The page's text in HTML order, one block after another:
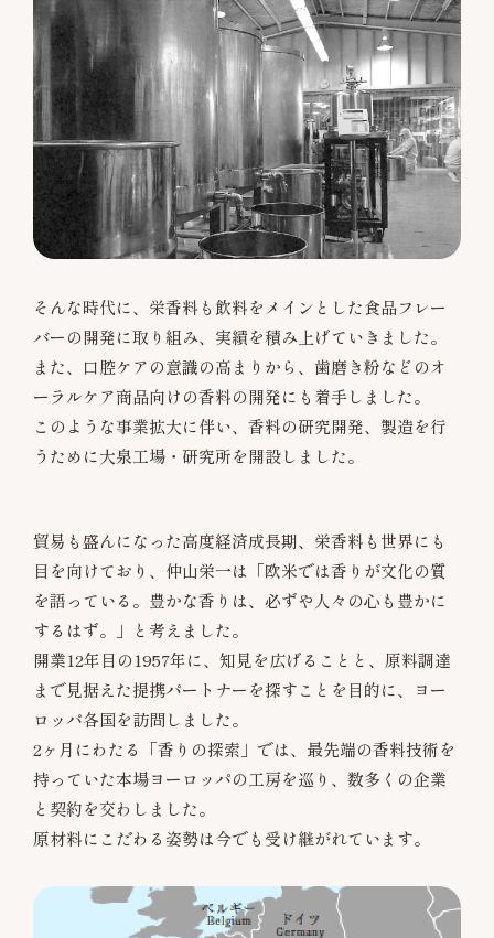
そんな時代に、栄香料も飲料をメインとした食品フレー
バーの開発に取り組み、実績を積み上げていきました。
また、口腔ケアの意識の高まりから、歯磨き粉などのオ
ーラルケア商品向けの香料の開発にも着手しました。
このような事業拡大に伴い、香料の研究開発、製造を行
うために大泉工場・研究所を開設しました。
貿易も盛んになった高度経済成長期、栄香料も世界にも
目を向けており、仲山栄一は「欧米では香りが文化の質
を語っている。豊かな香りは、必ずや人々の心も豊かに
するはず。」と考えました。
開業12年目の1957年に、知見を広げることと、原料調達
まで見据えた提携パートナーを探すことを目的に、ヨー
ロッパ各国を訪問しました。
2ヶ月にわたる「香りの探索」では、最先端の香料技術を
持っていた本場ヨーロッパの工房を巡り、数多くの企業
と契約を交わしました。
原材料にこだわる姿勢は今でも受け継がれています。